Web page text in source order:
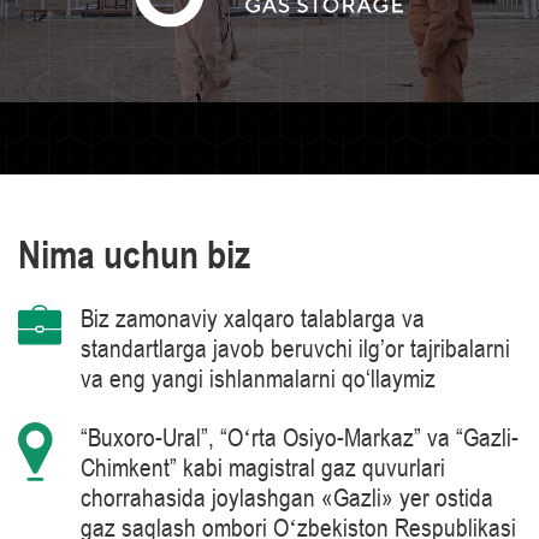
Nima uchun biz
Biz zamonaviy xalqaro talablarga va
standartlarga javob beruvchi ilg’or tajribalarni
va eng yangi ishlanmalarni qo‘llaymiz
“Buxoro-Ural”, “Oʻrta Osiyo-Markaz” va “Gazli-
Chimkent” kabi magistral gaz quvurlari
chorrahasida joylashgan «Gazli» yer ostida
gaz saqlash ombori Oʻzbekiston Respublikasi